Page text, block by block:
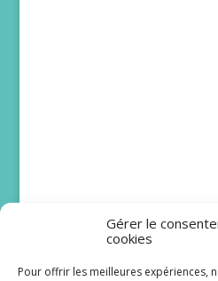
Gérer le
cookies
Pour offrir les meilleures expériences,